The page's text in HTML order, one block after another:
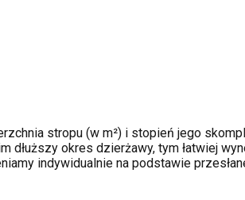
stropu (w m²) i stopień jego
dłuższy okres dzierżawy, tym łatwiej
indywidualnie na podstawie